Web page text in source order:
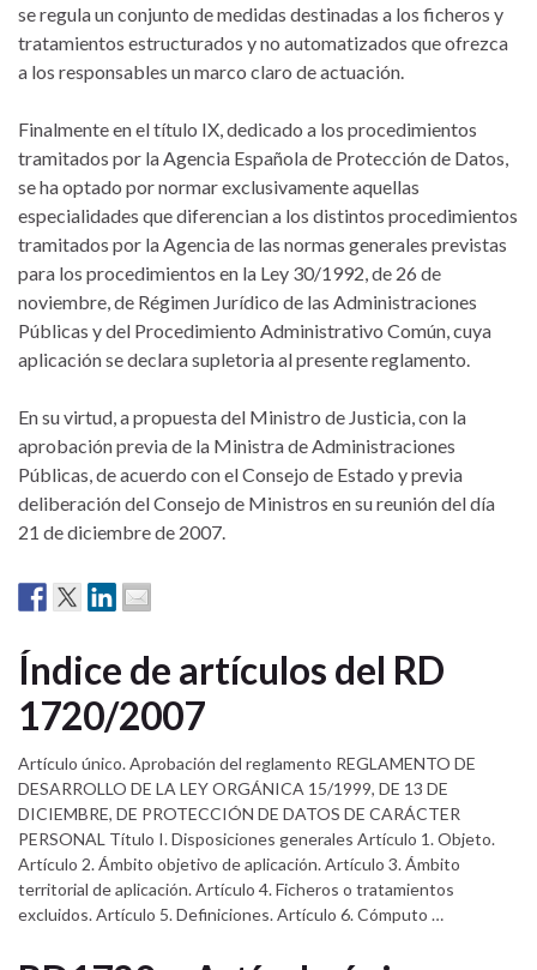
se regula un conjunto de medidas destinadas a los ficheros y
tratamientos estructurados y no automatizados que ofrezca
a los responsables un marco claro de actuación.
Finalmente en el título IX, dedicado a los procedimientos
tramitados por la Agencia Española de Protección de Datos,
se ha optado por normar exclusivamente aquellas
especialidades que diferencian a los distintos procedimientos
tramitados por la Agencia de las normas generales previstas
para los procedimientos en la Ley 30/1992, de 26 de
noviembre, de Régimen Jurídico de las Administraciones
Públicas y del Procedimiento Administrativo Común, cuya
aplicación se declara supletoria al presente reglamento.
En su virtud, a propuesta del Ministro de Justicia, con la
aprobación previa de la Ministra de Administraciones
Públicas, de acuerdo con el Consejo de Estado y previa
deliberación del Consejo de Ministros en su reunión del día
21 de diciembre de 2007.
Índice de artículos del RD
1720/2007
Artículo único. Aprobación del reglamento REGLAMENTO DE
DESARROLLO DE LA LEY ORGÁNICA 15/1999, DE 13 DE
DICIEMBRE, DE PROTECCIÓN DE DATOS DE CARÁCTER
PERSONAL Título I. Disposiciones generales Artículo 1. Objeto.
Artículo 2. Ámbito objetivo de aplicación. Artículo 3. Ámbito
territorial de aplicación. Artículo 4. Ficheros o tratamientos
excluidos. Artículo 5. Definiciones. Artículo 6. Cómputo …